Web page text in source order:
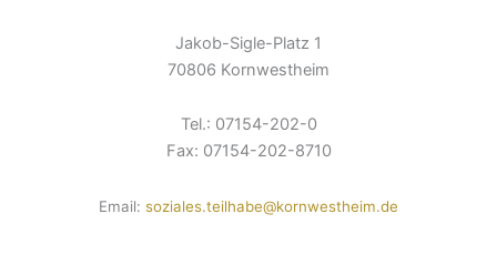
Jakob-Sigle-Platz 1
70806 Kornwestheim
Tel.: 07154-202-0
Fax: 07154-202-8710
Email: soziales.teilhabe@kornwestheim.de